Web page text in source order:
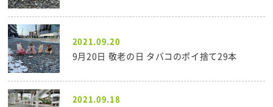
2021.09.20
9月20日 敬老の日 タバコのポイ捨て29本
2021.09.18